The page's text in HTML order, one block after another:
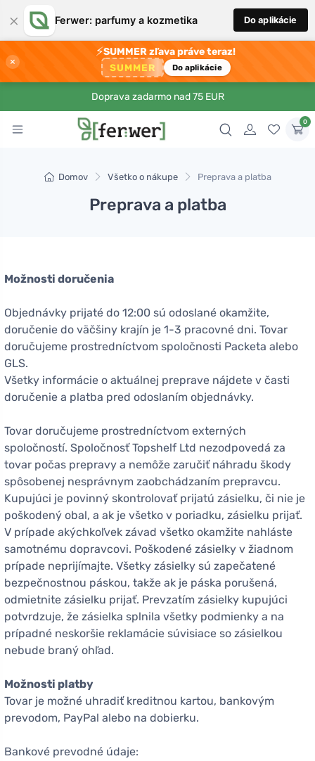
× Ferwer: parfumy a kozmetika Do aplikácie
×
⚡SUMMER zľava práve teraz!
SUMMER Do aplikácie
Doprava zadarmo nad 75 EUR
0
Domov Všetko o nákupe Preprava a platba
Preprava a platba
Možnosti doručenia
Objednávky prijaté do 12:00 sú odoslané okamžite,
doručenie do väčšiny krajín je 1-3 pracovné dni. Tovar
doručujeme prostredníctvom spoločnosti Packeta alebo
GLS.
Všetky informácie o aktuálnej preprave nájdete v časti
doručenie a platba pred odoslaním objednávky.
Tovar doručujeme prostredníctvom externých
spoločností. Spoločnosť Topshelf Ltd nezodpovedá za
tovar počas prepravy a nemôže zaručiť náhradu škody
spôsobenej nesprávnym zaobchádzaním prepravcu.
Kupujúci je povinný skontrolovať prijatú zásielku, či nie je
poškodený obal, a ak je všetko v poriadku, zásielku prijať.
V prípade akýchkoľvek závad všetko okamžite nahláste
samotnému dopravcovi. Poškodené zásielky v žiadnom
prípade neprijímajte. Všetky zásielky sú zapečatené
bezpečnostnou páskou, takže ak je páska porušená,
odmietnite zásielku prijať. Prevzatím zásielky kupujúci
potvrdzuje, že zásielka splnila všetky podmienky a na
prípadné neskoršie reklamácie súvisiace so zásielkou
nebude braný ohľad.
Možnosti platby
Tovar je možné uhradiť kreditnou kartou, bankovým
prevodom, PayPal alebo na dobierku.
Bankové prevodné údaje: